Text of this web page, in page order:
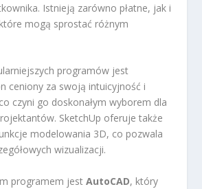
Istnieją zarówno płatne, jak i
mogą sprostać różnym
programów jest
ceniony za swoją intuicyjność i
czyni go doskonałym wyborem dla
SketchUp oferuje także
modelowania 3D, co pozwala
wizualizacji.
programem jestAutoCAD, który